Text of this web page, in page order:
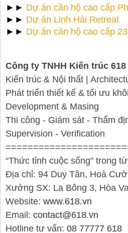
►► Dự án căn hộ cao cấp
►► Dự án Linh Hải Retreat
►► Dự án căn hộ cao cấp
Công ty TNHH Kiến trúc
Kiến trúc & Nội thất |
Phát triển thiết kế & tối ưu
Development & Masing
Thi công - Giám sát - Thẩm
Supervision - Verification
“Thức tỉnh cuộc sống" trong
Địa chỉ: 94 Duy Tân, Hoà
Xưởng SX: La Bông 3, Hòa
Website: www.618.vn
Email: contact@618.vn
Hotline tư vấn: 08 77777 618